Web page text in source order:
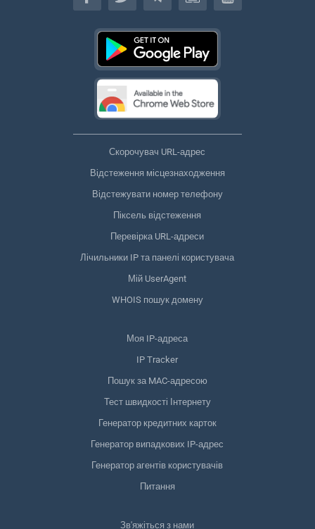
Скорочувач URL-адрес
Відстеження місцезнаходження
Відстежувати номер телефону
Піксель відстеження
Перевірка URL-адреси
Лічильники IP та панелі користувача
Мій UserAgent
WHOIS пошук домену
Моя IP-адреса
IP Tracker
Пошук за MAC-адресою
Тест швидкості Інтернету
Генератор кредитних карток
Генератор випадкових IP-адрес
Генератор агентів користувачів
Питання
Зв'яжіться з нами